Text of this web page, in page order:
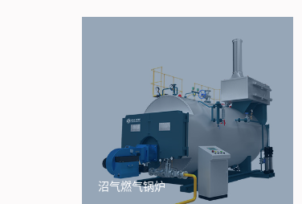
沼气燃气锅炉